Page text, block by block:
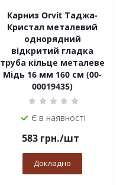
Карниз Orvit Таджа-
Кристал металевий
однорядний
відкритий гладка
труба кільце металеве
Мідь 16 мм 160 см (00-
00019435)
Є в наявності
583грн./шт
Докладно